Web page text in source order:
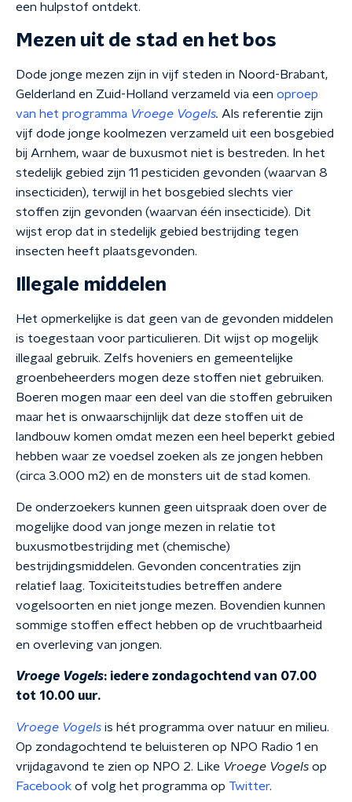
een hulpstof ontdekt.
Mezen uit de stad en het bos
Dode jonge mezen zijn in vijf steden in Noord-Brabant,
Gelderland en Zuid-Holland verzameld via een oproep
van het programma Vroege Vogels. Als referentie zijn
vijf dode jonge koolmezen verzameld uit een bosgebied
bij Arnhem, waar de buxusmot niet is bestreden. In het
stedelijk gebied zijn 11 pesticiden gevonden (waarvan 8
insecticiden), terwijl in het bosgebied slechts vier
stoffen zijn gevonden (waarvan één insecticide). Dit
wijst erop dat in stedelijk gebied bestrijding tegen
insecten heeft plaatsgevonden.
Illegale middelen
Het opmerkelijke is dat geen van de gevonden middelen
is toegestaan voor particulieren. Dit wijst op mogelijk
illegaal gebruik. Zelfs hoveniers en gemeentelijke
groenbeheerders mogen deze stoffen niet gebruiken.
Boeren mogen maar een deel van die stoffen gebruiken
maar het is onwaarschijnlijk dat deze stoffen uit de
landbouw komen omdat mezen een heel beperkt gebied
hebben waar ze voedsel zoeken als ze jongen hebben
(circa 3.000 m2) en de monsters uit de stad komen.
De onderzoekers kunnen geen uitspraak doen over de
mogelijke dood van jonge mezen in relatie tot
buxusmotbestrijding met (chemische)
bestrijdingsmiddelen. Gevonden concentraties zijn
relatief laag. Toxiciteitstudies betreffen andere
vogelsoorten en niet jonge mezen. Bovendien kunnen
sommige stoffen effect hebben op de vruchtbaarheid
en overleving van jongen.
Vroege Vogels: iedere zondagochtend van 07.00
tot 10.00 uur.
Vroege Vogels is hét programma over natuur en milieu.
Op zondagochtend te beluisteren op NPO Radio 1 en
vrijdagavond te zien op NPO 2. Like Vroege Vogels op
Facebook of volg het programma op Twitter.